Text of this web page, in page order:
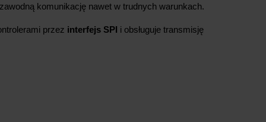
komunikację nawet w trudnych warunkach.
przez interfejs SPI i obsługuje transmisję